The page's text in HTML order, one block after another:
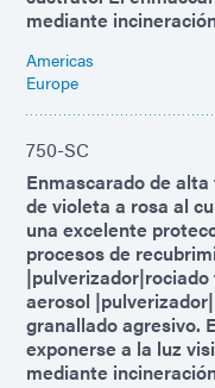
mediante
Americas
Europe
750-SC
Enmascarado de
de violeta a rosa al
una excelente
procesos de
aerosol
granallado agresivo.
exponerse a la luz
mediante